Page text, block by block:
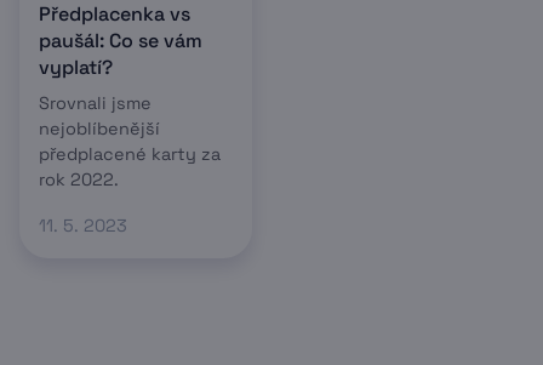
Předplacenka vs
paušál: Co se vám
vyplatí?
Srovnali jsme
nejoblíbenější
předplacené karty za
rok 2022.
11. 5. 2023